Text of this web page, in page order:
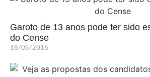
Garoto de 13 anos pode ter sido
do Cense
18/05/2016